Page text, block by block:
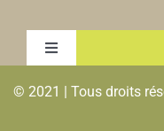
Toggle
MENTIONS LEGALES
© 2021 | Tous droits